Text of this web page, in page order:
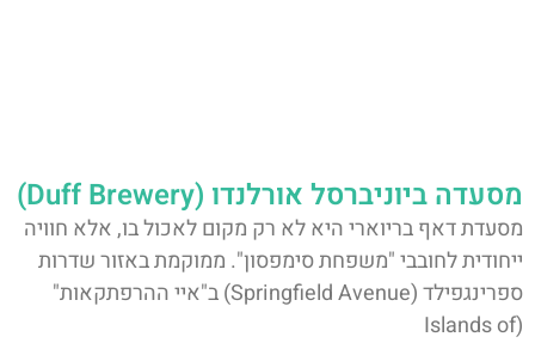
מסעדה ביוניברסל אורלנדו (Duff Brewery)
מסעדת דאף בריוארי היא לא רק מקום לאכול בו, אלא חוויה
ייחודית לחובבי "משפחת סימפסון". ממוקמת באזור שדרות
ספרינגפילד (Springfield Avenue) ב"איי ההרפתקאות"
(Islands of